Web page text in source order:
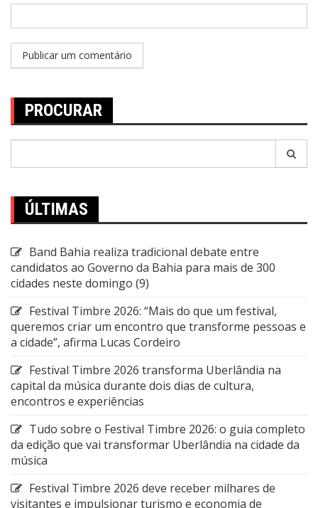
PROCURAR
ÚLTIMAS
Band Bahia realiza tradicional debate entre
candidatos ao Governo da Bahia para mais de 300
cidades neste domingo (9)
Festival Timbre 2026: “Mais do que um festival,
queremos criar um encontro que transforme pessoas e
a cidade”, afirma Lucas Cordeiro
Festival Timbre 2026 transforma Uberlândia na
capital da música durante dois dias de cultura,
encontros e experiências
Tudo sobre o Festival Timbre 2026: o guia completo
da edição que vai transformar Uberlândia na cidade da
música
Festival Timbre 2026 deve receber milhares de
visitantes e impulsionar turismo e economia de